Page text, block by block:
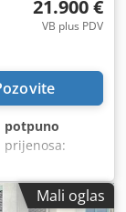
21.900 €
VB plus PDV
potpuno
prijenosa:
, Oprema:
Mali oglas